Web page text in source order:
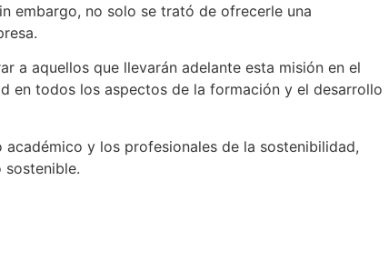
embargo, no solo se trató de ofrecerle una
a aquellos que llevarán adelante esta misión en el
en todos los aspectos de la formación y el desarrollo
y los profesionales de la sostenibilidad,